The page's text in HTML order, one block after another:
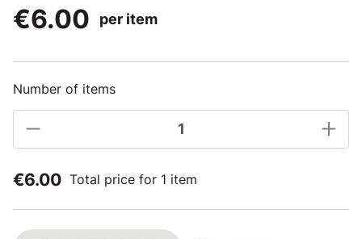
€6.00 per item
Number of items
€6.00 Total price for 1 item